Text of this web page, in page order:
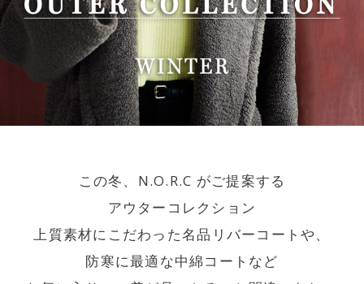
この冬、N.O.R.C がご提案する
アウターコレクション
上質素材にこだわった名品リバーコートや、
防寒に最適な中綿コートなど